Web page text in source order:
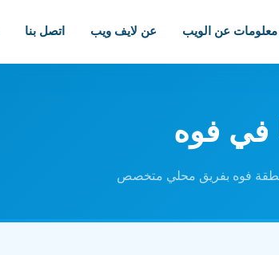
معلومات عن الويب عن لايف ويب اتصل بنا
في فوه
فوه بفريق محلي متخصص